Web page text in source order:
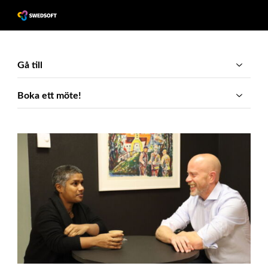
Gå till
Boka ett möte!